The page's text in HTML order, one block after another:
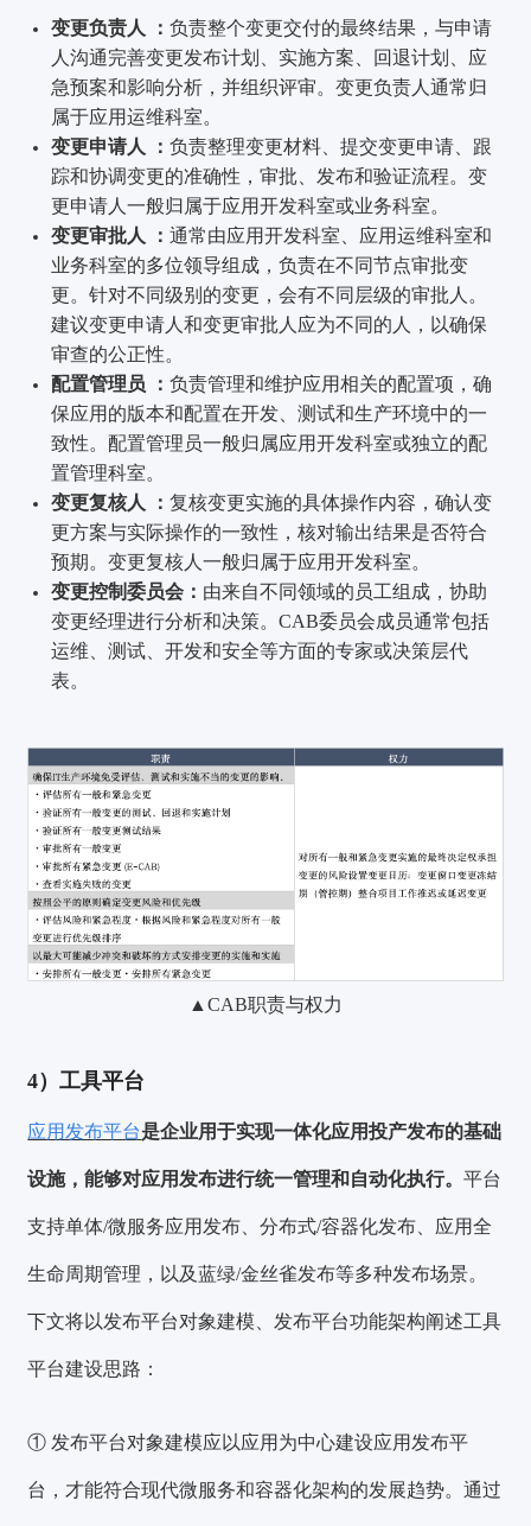
变更负责人 ：负责整个变更交付的最终结果，与申请
人沟通完善变更发布计划、实施方案、回退计划、应
急预案和影响分析，并组织评审。变更负责人通常归
属于应用运维科室。
变更申请人 ：负责整理变更材料、提交变更申请、跟
踪和协调变更的准确性，审批、发布和验证流程。变
更申请人一般归属于应用开发科室或业务科室。
变更审批人 ：通常由应用开发科室、应用运维科室和
业务科室的多位领导组成，负责在不同节点审批变
更。针对不同级别的变更，会有不同层级的审批人。
建议变更申请人和变更审批人应为不同的人，以确保
审查的公正性。
配置管理员 ：负责管理和维护应用相关的配置项，确
保应用的版本和配置在开发、测试和生产环境中的一
致性。配置管理员一般归属应用开发科室或独立的配
置管理科室。
变更复核人 ：复核变更实施的具体操作内容，确认变
更方案与实际操作的一致性，核对输出结果是否符合
预期。变更复核人一般归属于应用开发科室。
变更控制委员会： 由来自不同领域的员工组成，协助
变更经理进行分析和决策。CAB委员会成员通常包括
运维、测试、开发和安全等方面的专家或决策层代
表。
▲CAB职责与权力
4）工具平台
应用发布平台是企业用于实现一体化应用投产发布的基础
设施，能够对应用发布进行统一管理和自动化执行。平台
支持单体/微服务应用发布、分布式/容器化发布、应用全
生命周期管理，以及蓝绿/金丝雀发布等多种发布场景。
下文将以发布平台对象建模、发布平台功能架构阐述工具
平台建设思路：
① 发布平台对象建模应以应用为中心建设应用发布平
台，才能符合现代微服务和容器化架构的发展趋势。通过